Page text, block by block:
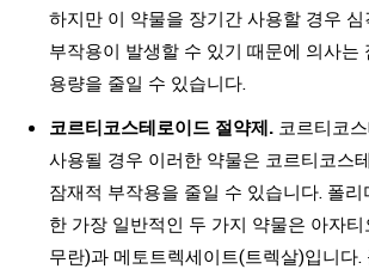
하지만 이 약물을 장기간 사용할 경우
부작용이 발생할 수 있기 때문에 의사는
용량을 줄일 수 있습니다.
코르티코스테로이드 절약제. 코르티코
사용될 경우 이러한 약물은 코르티코스
잠재적 부작용을 줄일 수 있습니다. 폴
한 가장 일반적인 두 가지 약물은 아자
무란)과 메토트렉세이트(트렉살)입니다